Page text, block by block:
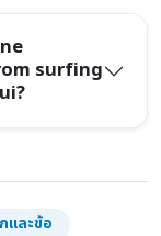
surfing
และข้อ